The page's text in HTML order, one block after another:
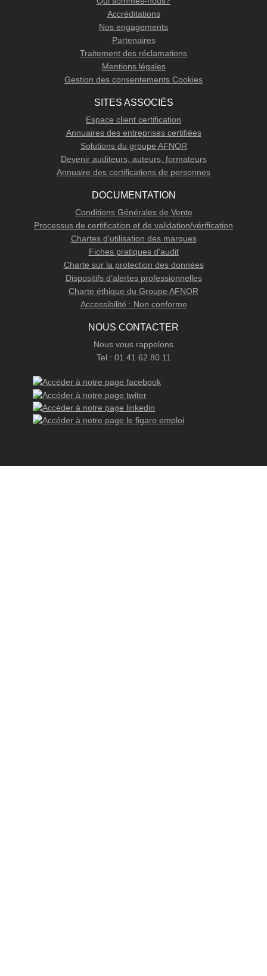
Accréditations
Nos engagements
Partenaires
Traitement des réclamations
Mentions légales
Gestion des consentements Cookies
SITES ASSOCIÉS
Espace client certification
Annuaires des entreprises certifiées
Solutions du groupe AFNOR
Devenir auditeurs, auteurs, formateurs
Annuaire des certifications de personnes
DOCUMENTATION
Conditions Générales de Vente
Processus de certification et de validation/vérification
Chartes d'utilisation des marques
Fiches pratiques d'audit
Charte sur la protection des données
Dispositifs d’alertes professionnelles
Charte éthique du Groupe AFNOR
Accessibilité : Non conforme
NOUS CONTACTER
Nous vous rappelons
Tel : 01 41 62 80 11